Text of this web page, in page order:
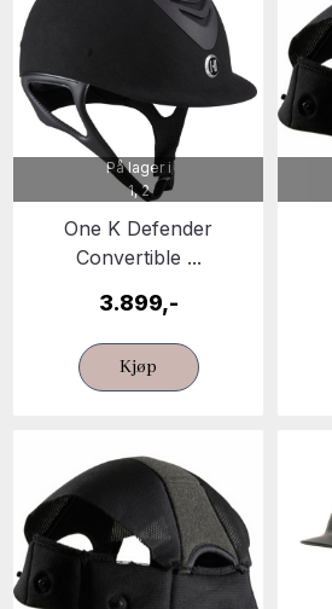
På lager i
1, 2
One K Defender
Convertible ...
3.899,-
Kjøp